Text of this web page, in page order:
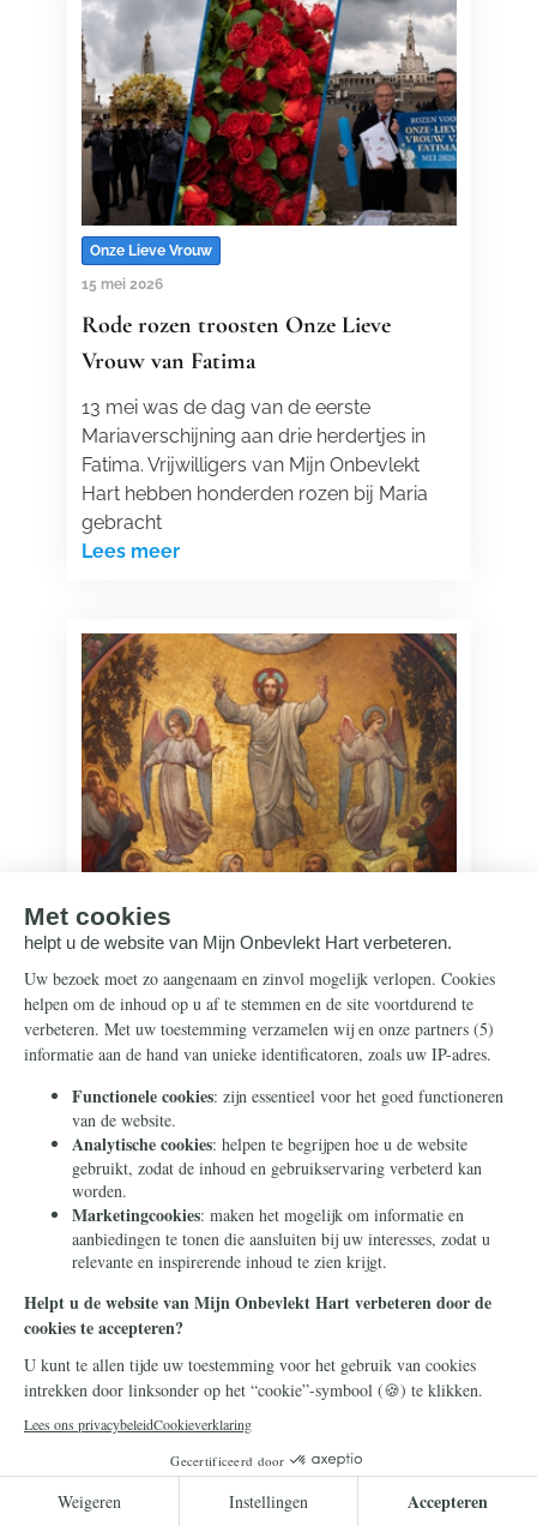
Onze Lieve Vrouw
15 mei 2026
Rode rozen troosten Onze Lieve
Vrouw van Fatima
13 mei was de dag van de eerste
Mariaverschijning aan drie herdertjes in
Fatima. Vrijwilligers van Mijn Onbevlekt
Hart hebben honderden rozen bij Maria
gebracht
Lees meer
11 mei 2026
De Hemelvaart van Onze Lieve Heer
Hij is ten hemel gevaren en zit aan de
rechterhand van de Vader
Campagnenieuws
Zo maakt u Mijn Onbevlekt Hart zal